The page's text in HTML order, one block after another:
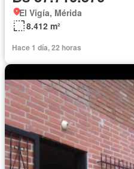
El Vigía, Mérida
8.412 m²
Hace 1 día, 22 horas